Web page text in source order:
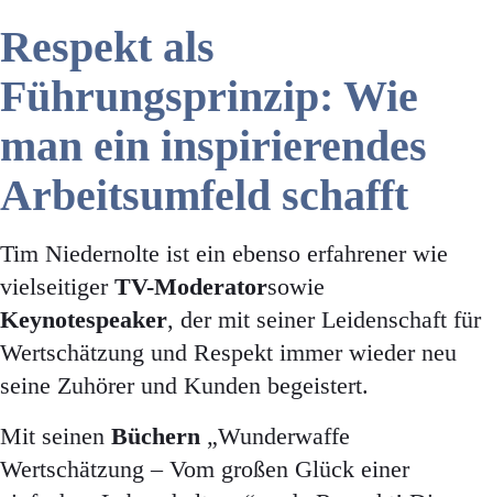
Respekt als
Führungsprinzip: Wie
man ein inspirierendes
Arbeitsumfeld schafft
Tim Niedernolte ist ein ebenso erfahrener wie
vielseitiger TV-Moderatorsowie
Keynotespeaker, der mit seiner Leidenschaft für
Wertschätzung und Respekt immer wieder neu
seine Zuhörer und Kunden begeistert.
Mit seinen Büchern „Wunderwaffe
Wertschätzung – Vom großen Glück einer